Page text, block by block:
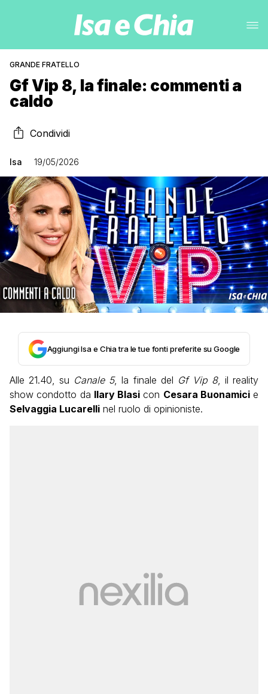
GRANDE FRATELLO
Gf Vip 8, la finale: commenti a
caldo
Condividi
Isa 19/05/2026
Aggiungi Isa e Chia tra le tue fonti preferite su Google
Alle 21.40, su Canale 5, la finale del Gf Vip 8, il reality
show condotto da Ilary Blasi con Cesara Buonamicie
Selvaggia Lucarelli nel ruolo di opinioniste.